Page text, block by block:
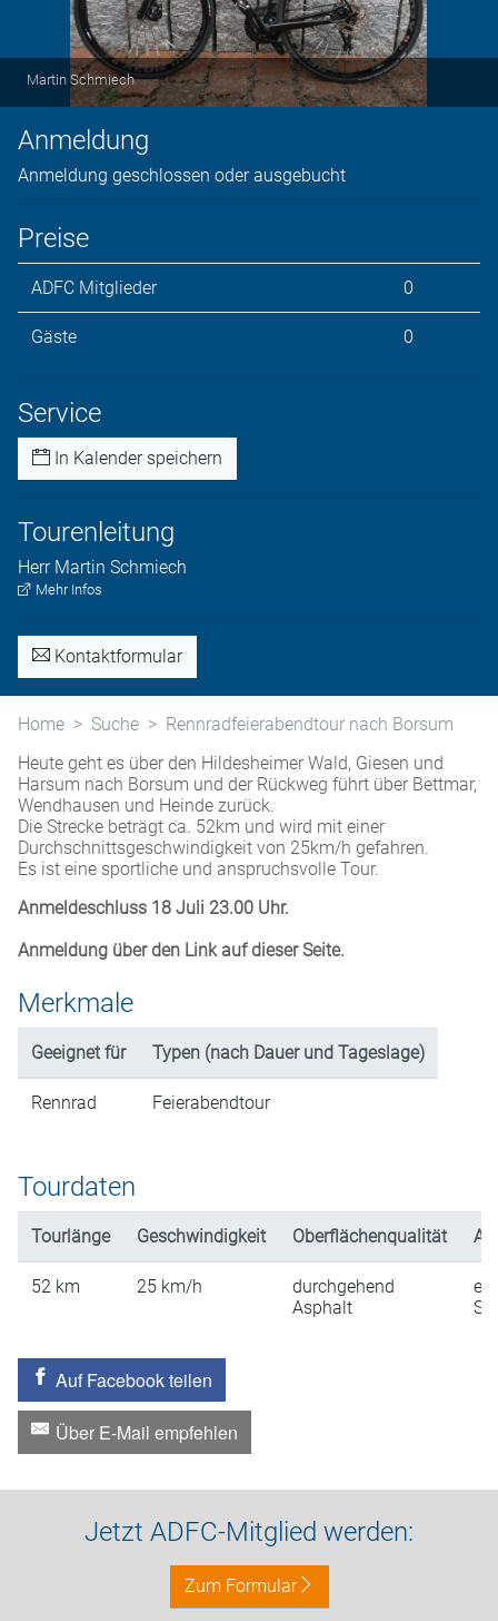
Martin Schmiech
Anmeldung
Anmeldung geschlossen oder ausgebucht
Preise
ADFC Mitglieder 0
Gäste 0
Service
In Kalender speichern
Tourenleitung
Herr Martin Schmiech
Mehr Infos
Kontaktformular
Home Suche
Rennradfeierabendtour nach Borsum
Heute geht es über den Hildesheimer Wald, Giesen und
Harsum nach Borsum und der Rückweg führt über Bettmar,
Wendhausen und Heinde zurück.
Die Strecke beträgt ca. 52km und wird mit einer
Durchschnittsgeschwindigkeit von 25km/h gefahren.
Es ist eine sportliche und anspruchsvolle Tour.
Anmeldeschluss 18 Juli 23.00 Uhr.
Anmeldung über den Link auf dieser Seite.
Merkmale
Geeignet für Typen (nach Dauer und Tageslage)
Rennrad Feierabendtour
Tourdaten
Tourlänge Geschwindigkeit Oberflächenqualität
52 km 25 km/h
durchgehend
Asphalt
Auf Facebook teilen
Über E-Mail empfehlen
Jetzt ADFC-Mitglied werden:
Zum Formular